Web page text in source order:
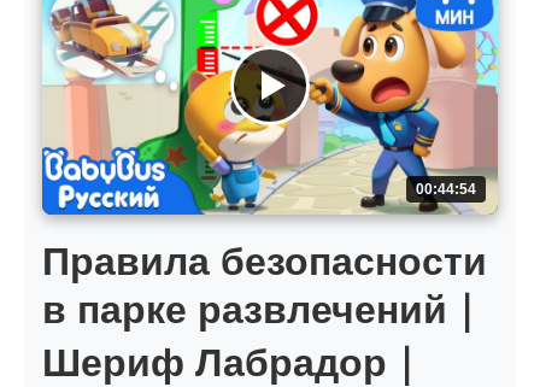
00:44:54
Правила безопасности
в парке развлечений｜
Шериф Лабрадор｜